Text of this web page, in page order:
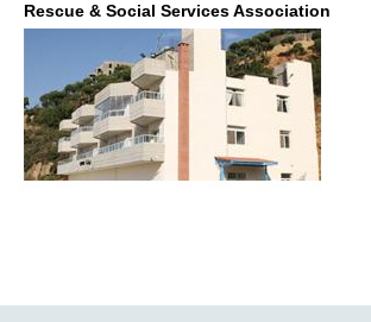
Rescue & Social Services Association